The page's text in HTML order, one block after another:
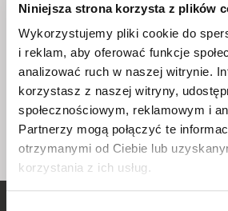
Niniejsza strona korzysta z plików
Wykorzystujemy pliki cookie do
i reklam, aby oferować funkcje
analizować ruch w naszej witrynie.
korzystasz z naszej witryny,
społecznościowym, reklamowym i
Partnerzy mogą połączyć te
otrzymanymi od Ciebie lub
korzystania z ich usług.
Buenos Aires /
Aires / Argentina
Shnit International
Petra Seliškar
The Grandmothers of
Revolution
Lesia Diak
Dad's Lullaby